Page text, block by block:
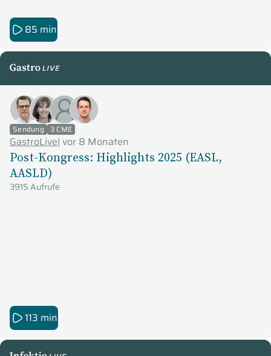
85 min
GastroLive
Sendung 3 CME
GastroLive| vor 8 Monaten
Post-Kongress: Highlights 2025 (EASL,
AASLD)
3915 Aufrufe
113 min